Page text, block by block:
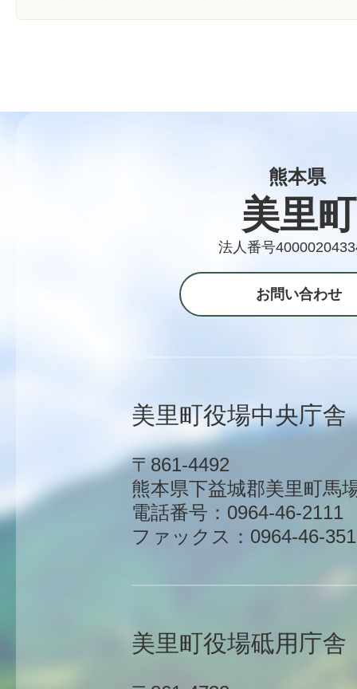
熊本県
美里町
法人番号
お問い合わせ
美里町役場中央庁舎
〒861-4492
熊本県下益城郡美里町馬
電話番号：0964-46-2111
ファックス：0964-46-
美里町役場砥用庁舎